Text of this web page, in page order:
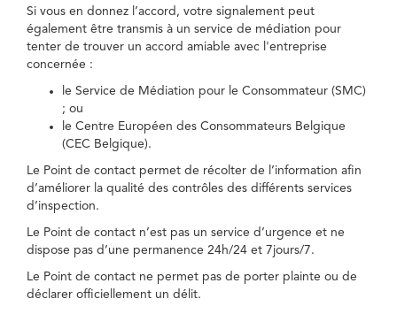
Si vous en donnez l’accord, votre signalement peut
également être transmis à un service de médiation pour
tenter de trouver un accord amiable avec l'entreprise
concernée :
le Service de Médiation pour le Consommateur (SMC)
; ou
le Centre Européen des Consommateurs Belgique
(CEC Belgique).
Le Point de contact permet de récolter de l’information afin
d’améliorer la qualité des contrôles des différents services
d’inspection.
Le Point de contact n’est pas un service d’urgence et ne
dispose pas d’une permanence 24h/24 et 7jours/7.
Le Point de contact ne permet pas de porter plainte ou de
déclarer officiellement un délit.